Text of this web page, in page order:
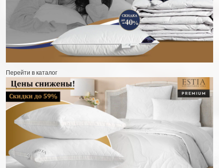
Перейти в каталог